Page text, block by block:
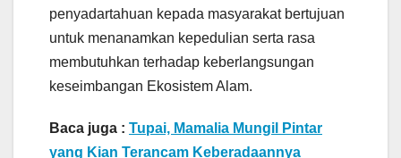
penyadartahuan kepada masyarakat bertujuan
untuk menanamkan kepedulian serta rasa
membutuhkan terhadap keberlangsungan
keseimbangan Ekosistem Alam.
Baca juga : Tupai, Mamalia Mungil Pintar
yang Kian Terancam Keberadaannya